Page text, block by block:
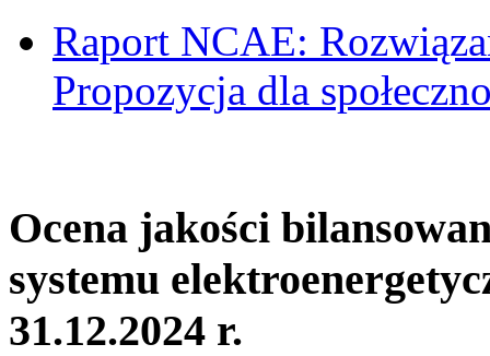
Raport NCAE:
Propozycja dla
Ocena jakości
systemu
31.12.2024 r.